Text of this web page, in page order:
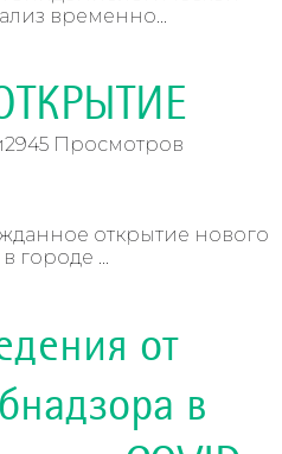
временно...
2945 Просмотров
открытие нового
городе ...
от
в